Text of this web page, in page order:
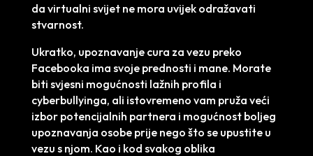
da virtualni svijet ne mora uvijek odražavati
stvarnost.
Ukratko, upoznavanje cura za vezu preko
Facebooka ima svoje prednosti i mane. Morate
biti svjesni mogućnosti lažnih profila i
cyberbullyinga, ali istovremeno vam pruža veći
izbor potencijalnih partnera i mogućnost boljeg
upoznavanja osobe prije nego što se upustite u
vezu s njom. Kao i kod svakog oblika